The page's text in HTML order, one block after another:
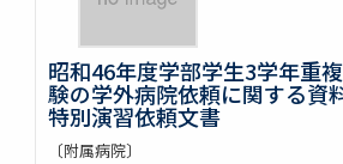
昭和46年度学部学生3学年重
験の学外病院依頼に関する資
特別演習依頼文書
〔附属病院〕